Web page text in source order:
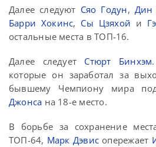
Далее следуют Сяо Годун, Дин
Барри Хокинс, Сы Цзяхой и
остальные места в ТОП-16.
Далее следует Стюрт Бинхэм
которые он заработал за
бывшему Чемпиону мира
Джонса на 18-е место.
В борьбе за сохранение
ТОП-64, Марк Дэвис опережает